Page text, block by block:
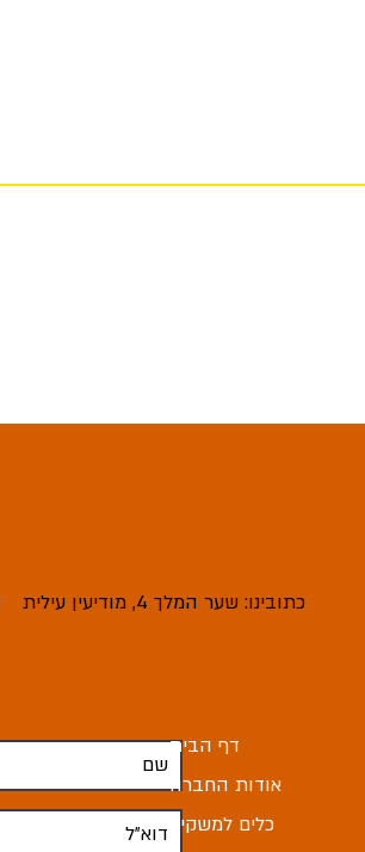
כתובינו: שער המלך 4, מודיעין עילית
דף הבית
אודות החברה
כלים למשקיע